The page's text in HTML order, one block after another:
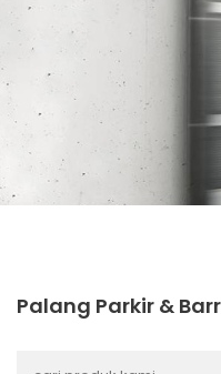
Palang Parkir &